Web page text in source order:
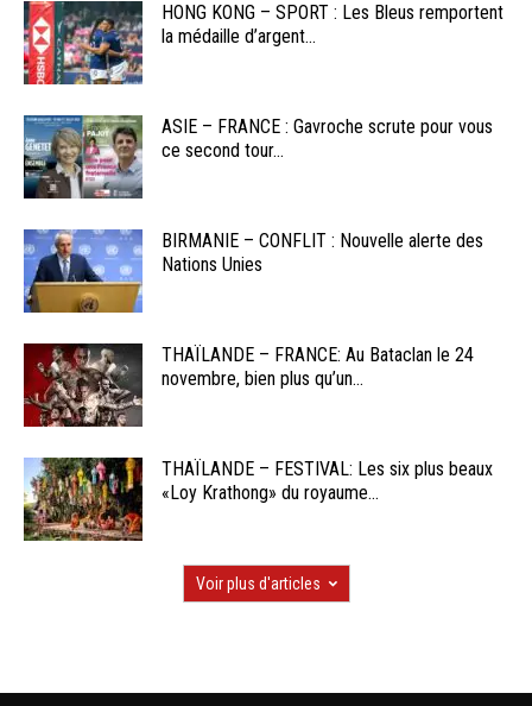
HONG KONG – SPORT : Les Bleus remportent
la médaille d’argent...
ASIE – FRANCE : Gavroche scrute pour vous
ce second tour...
BIRMANIE – CONFLIT : Nouvelle alerte des
Nations Unies
THAÏLANDE – FRANCE: Au Bataclan le 24
novembre, bien plus qu’un...
THAÏLANDE – FESTIVAL: Les six plus beaux
«Loy Krathong» du royaume...
Voir plus d'articles